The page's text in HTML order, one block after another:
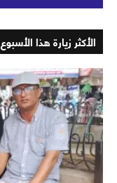
الأكثر زيارة هذا الأسبوع